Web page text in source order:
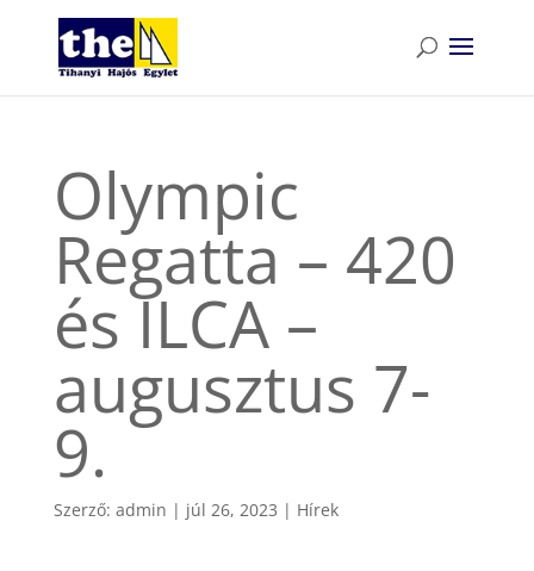
Olympic
Regatta – 420
és ILCA –
augusztus 7-
9.
Szerző: admin | júl 26, 2023 | Hírek